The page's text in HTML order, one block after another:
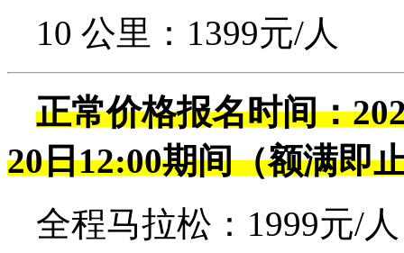
10 公里：1399元/人
正常价格报名时间：
20日12:00期间（额满即
全程马拉松：1999元/人